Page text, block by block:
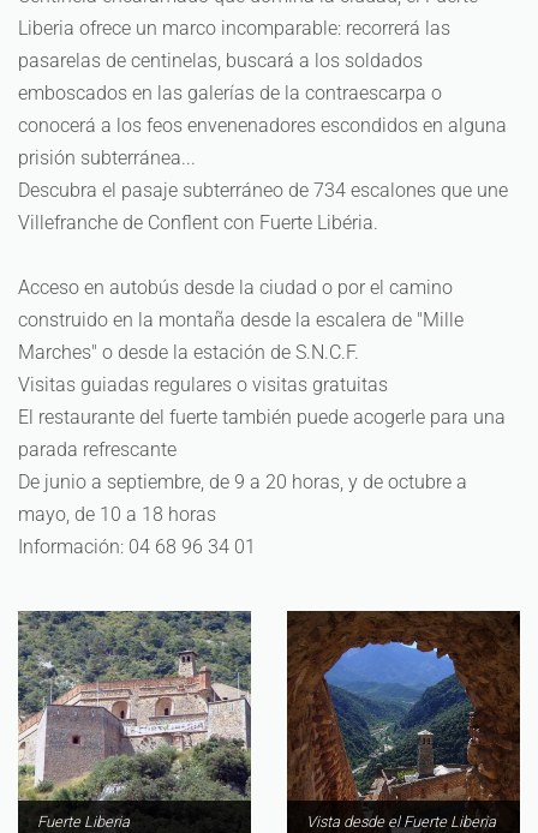
Liberia ofrece un marco incomparable: recorrerá las
pasarelas de centinelas, buscará a los soldados
emboscados en las galerías de la contraescarpa o
conocerá a los feos envenenadores escondidos en alguna
prisión subterránea...
Descubra el pasaje subterráneo de 734 escalones que une
Villefranche de Conflent con Fuerte Libéria.
Acceso en autobús desde la ciudad o por el camino
construido en la montaña desde la escalera de "Mille
Marches" o desde la estación de S.N.C.F.
Visitas guiadas regulares o visitas gratuitas
El restaurante del fuerte también puede acogerle para una
parada refrescante
De junio a septiembre, de 9 a 20 horas, y de octubre a
mayo, de 10 a 18 horas
Información: 04 68 96 34 01
Fuerte Liberia Vista desde el Fuerte Liberia